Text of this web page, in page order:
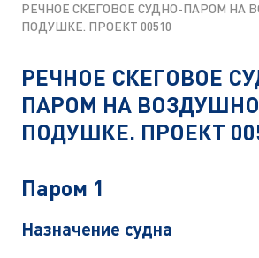
РЕЧНОЕ СКЕГОВОЕ СУДНО-ПАРОМ НА
ПОДУШКЕ. ПРОЕКТ 00510
РЕЧНОЕ СКЕГОВОЕ
ПАРОМ НА
ПОДУШКЕ. ПРОЕКТ
Паром 1
Назначение судна